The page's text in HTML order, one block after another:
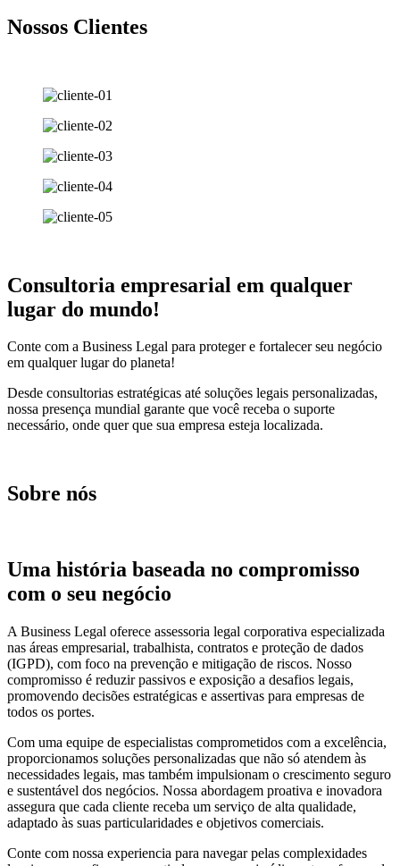
Nossos Clientes
Consultoria empresarial em qualquer
lugar do mundo!
Conte com a Business Legal para proteger e fortalecer seu negócio
em qualquer lugar do planeta!
Desde consultorias estratégicas até soluções legais personalizadas,
nossa presença mundial garante que você receba o suporte
necessário, onde quer que sua empresa esteja localizada.
Sobre nós
Uma história baseada no compromisso
com o seu negócio
A Business Legal oferece assessoria legal corporativa especializada
nas áreas empresarial, trabalhista, contratos e proteção de dados
(IGPD), com foco na prevenção e mitigação de riscos. Nosso
compromisso é reduzir passivos e exposição a desafios legais,
promovendo decisões estratégicas e assertivas para empresas de
todos os portes.
Com uma equipe de especialistas comprometidos com a excelência,
proporcionamos soluções personalizadas que não só atendem às
necessidades legais, mas também impulsionam o crescimento seguro
e sustentável dos negócios. Nossa abordagem proativa e inovadora
assegura que cada cliente receba um serviço de alta qualidade,
adaptado às suas particularidades e objetivos comerciais.
Conte com nossa experiencia para navegar pelas complexidades